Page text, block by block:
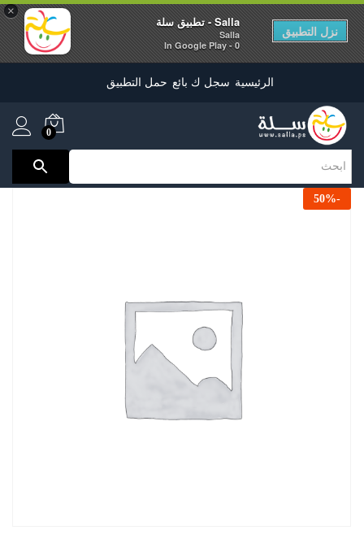
×
Salla - تطبيق سلة
Salla
0 - In Google Play
نزل التطبيق
الرئيسية سجل ك بائع حمل التطبيق
0
-
50%